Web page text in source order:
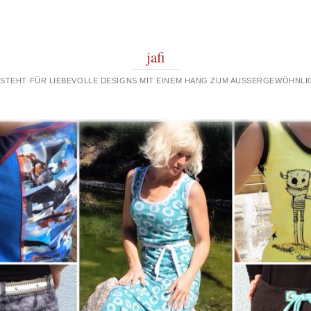
jafi
FÜR LIEBEVOLLE DESIGNS MIT EINEM HANG ZUM